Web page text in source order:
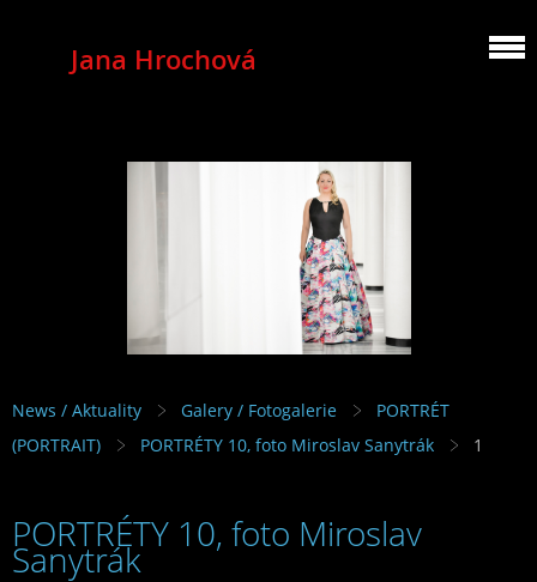
Jana Hrochová
MEZZOSOPRANO
News / Aktuality Galery / Fotogalerie
PORTRÉT
(PORTRAIT)
PORTRÉTY 10, foto Miroslav Sanytrák 1
PORTRÉTY 10, foto Miroslav
Sanytrák